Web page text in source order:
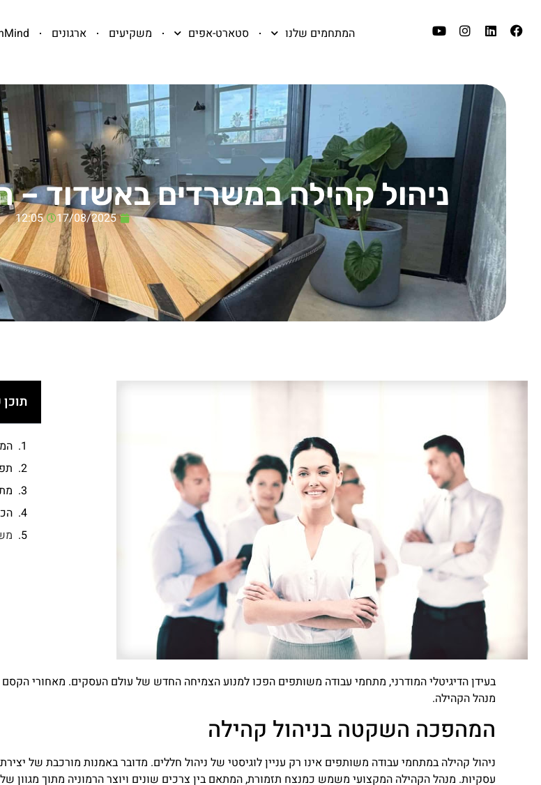
המתחמים שלנו סטארט-אפים משקיעים ארגונים
ניהול קהילה במשרדים באשדוד
17/08/2025
12:05
תוכן
בעידן הדיגיטלי המודרני, מתחמי עבודה משותפים הפכו למנוע הצמיחה החדש של עולם העסקים. מאחורי
מנהל הקהילה.
המהפכה השקטה בניהול קהילה
ניהול קהילה במתחמי עבודה משותפים אינו רק עניין לוגיסטי של ניהול חללים. מדובר באמנות מורכבת של
עסקיות. מנהל הקהילה המקצועי משמש כמנצח תזמורת, המתאם בין צרכים שונים ויוצר הרמוניה מתוך מגוון